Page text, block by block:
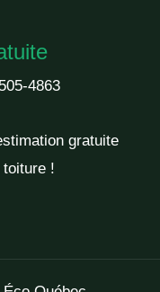
4863
gratuite
!